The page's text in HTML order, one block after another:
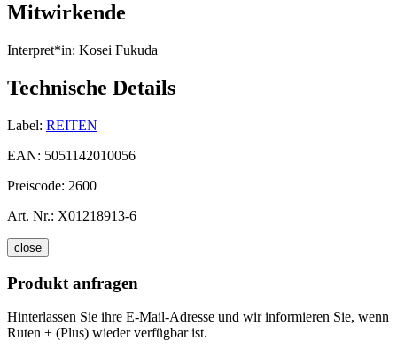
Mitwirkende
Interpret*in: Kosei Fukuda
Technische Details
Label: REITEN
EAN: 5051142010056
Preiscode: 2600
Art. Nr.: X01218913-6
close
Produkt anfragen
Hinterlassen Sie ihre E-Mail-Adresse und wir informieren Sie, wenn
Ruten + (Plus) wieder verfügbar ist.